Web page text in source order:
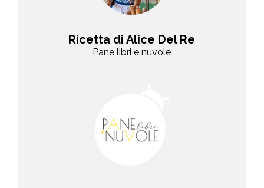
Ricetta di Alice Del Re
Pane libri e nuvole